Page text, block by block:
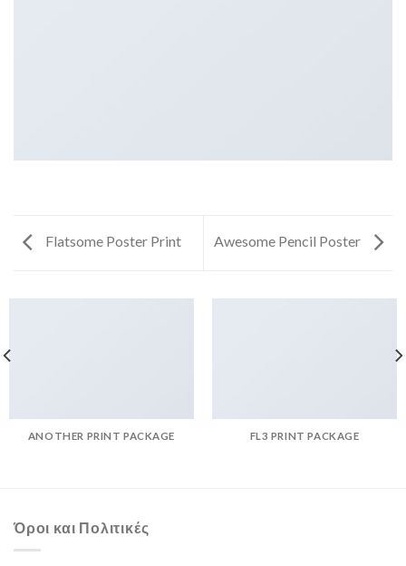
Flatsome Poster Print Awesome Pencil Poster
ANOTHER PRINT PACKAGE FL3 PRINT PACKAGE
Όροι και Πολιτικές